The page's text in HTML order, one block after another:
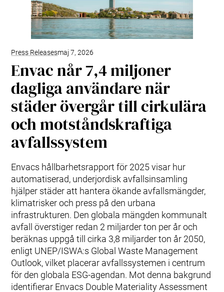
Press Releasesmaj 7, 2026
Envac når 7,4 miljoner
dagliga användare när
städer övergår till cirkulära
och motståndskraftiga
avfallssystem
Envacs hållbarhetsrapport för 2025 visar hur
automatiserad, underjordisk avfallsinsamling
hjälper städer att hantera ökande avfallsmängder,
klimatrisker och press på den urbana
infrastrukturen. Den globala mängden kommunalt
avfall överstiger redan 2 miljarder ton per år och
beräknas uppgå till cirka 3,8 miljarder ton år 2050,
enligt UNEP/ISWA:s Global Waste Management
Outlook, vilket placerar avfallssystemen i centrum
för den globala ESG‑agendan. Mot denna bakgrund
identifierar Envacs Double Materiality Assessment